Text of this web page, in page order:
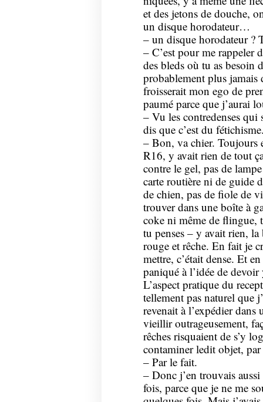
et des jetons de douche,
un disque horodateur…
– un disque horodateur ?
– C’est pour me rappeler
des bleds où tu as besoin
probablement plus jamais
froisserait mon ego de
paumé parce que j’aurai
– Vu les contredenses qui
dis que c’est du
– Bon, va chier. Toujours
R16, y avait rien de tout
contre le gel, pas de
carte routière ni de guide
de chien, pas de fiole de
trouver dans une boîte à
coke ni même de flingue,
tu penses – y avait rien,
rouge et rêche. En fait je
mettre, c’était dense. Et
paniqué à l’idée de
L’aspect pratique du
tellement pas naturel que
revenait à l’expédier
vieillir outrageusement,
rêches risquaient de s’y
contaminer ledit objet,
– Par le fait.
– Donc j’en trouvais
fois, parce que je ne me